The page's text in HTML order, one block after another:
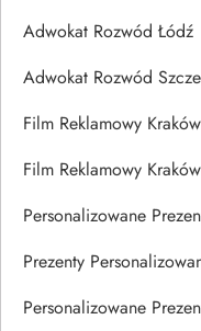
Adwokat Rozwód Łódź
Adwokat Rozwód
Film Reklamowy Kraków
Film Reklamowy Kraków
Personalizowane
Prezenty
Personalizowane